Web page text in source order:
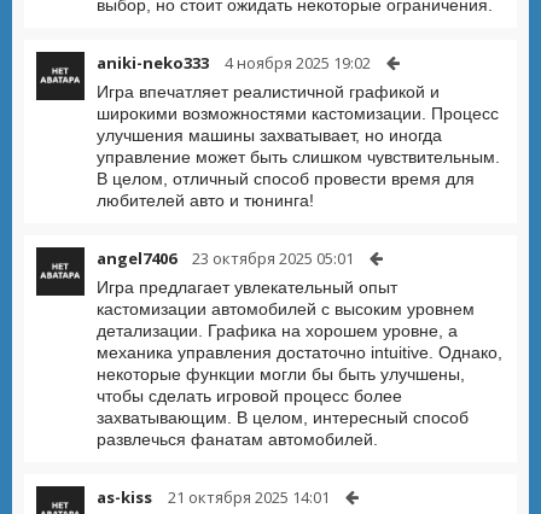
выбор, но стоит ожидать некоторые ограничения.
aniki-neko333 4 ноября 2025 19:02
Игра впечатляет реалистичной графикой и
широкими возможностями кастомизации. Процесс
улучшения машины захватывает, но иногда
управление может быть слишком чувствительным.
В целом, отличный способ провести время для
любителей авто и тюнинга!
angel7406 23 октября 2025 05:01
Игра предлагает увлекательный опыт
кастомизации автомобилей с высоким уровнем
детализации. Графика на хорошем уровне, а
механика управления достаточно intuitive. Однако,
некоторые функции могли бы быть улучшены,
чтобы сделать игровой процесс более
захватывающим. В целом, интересный способ
развлечься фанатам автомобилей.
as-kiss 21 октября 2025 14:01